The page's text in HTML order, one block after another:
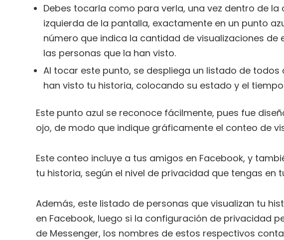
Debes tocarla como para verla, una vez dentro de
izquierda de la pantalla, exactamente en un punto
número que indica la cantidad de visualizaciones
las personas que la han visto.
Al tocar este punto, se despliega un listado de
han visto tu historia, colocando su estado y el
Este punto azul se reconoce fácilmente, pues fue
ojo, de modo que indique gráficamente el conteo de
Este conteo incluye a tus amigos en Facebook, y
tu historia, según el nivel de privacidad que tengas en
Además, este listado de personas que visualizan tu
en Facebook, luego si la configuración de privacidad
de Messenger, los nombres de estos respectivos